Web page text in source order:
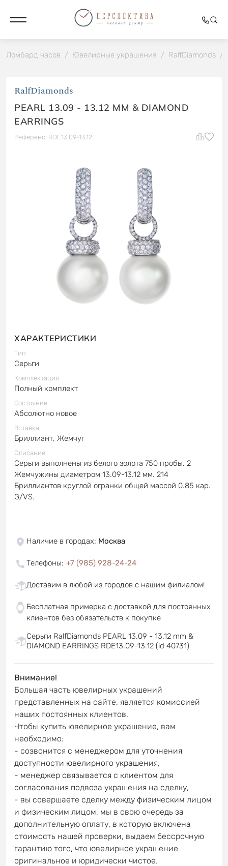
Ломбард часов / Ювелирные украшения / RalfDiamonds /
RalfDiamonds
PEARL 13.09 - 13.12 MM & DIAMOND
EARRINGS
Референс: RDE13.09-13.12
ХАРАКТЕРИСТИКИ
Тип
Серьги
Комплектация
Полный комплект
Состояние
Абсолютно новое
Вставка
Бриллиант, Жемчуг
Описание
Серьги выполнены из белого золота 750 пробы. 2
Жемчужины диаметром 13.09-13.12 мм. 214
Бриллиантов круглой огранки общей массой 0.85 кар.
G/VS.
Наличие в городах: Москва
Телефоны: +7 (985) 928-24-24
Доставим в любой из городов с нашим филиалом!
Бесплатная примерка с доставкой для постоянных
клиентов без обязательств к покупке
Серьги RalfDiamonds PEARL 13.09 - 13.12 mm &
DIAMOND EARRINGS RDE13.09-13.12 (id 40731)
Внимание!
Большая часть ювелирных украшений
представленных на сайте, является комиссией
наших постоянных клиентов.
Чтобы купить ювелирное украшение, вам
необходимо:
- созвонится с менеджером для уточнения
доступности ювелирного украшения,
- менеджер связывается с клиентом для
согласования подвоза украшения на сделку,
- вы совершаете сделку между физическим лицом
и физическим лицом, мы в свою очередь за
дополнительную оплату, в которую включена
стоимость нашей проверки, выдаем бессрочную
гарантию того, что ювелирное украшение
оригинальное и юридически чистое.